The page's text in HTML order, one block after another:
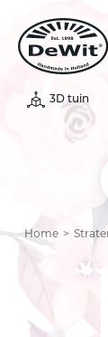
3D tuin
Home